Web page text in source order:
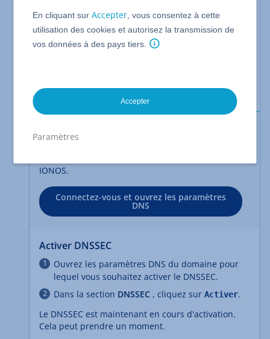
ProouProtection de domaine.
Votre extension de domaine estcompatible
avec DNSSEC.
IONOS.
Connectez-vous et ouvrez les paramètres
DNS
Activer DNSSEC
Ouvrez les paramètres DNS du domaine pour
lequel vous souhaitez activer le DNSSEC.
Dans la section DNSSEC , cliquez sur Activer.
Le DNSSEC est maintenant en cours d'activation.
Cela peut prendre un moment.
En cliquant surAccepter , vous consentez à cette
utilisation des cookies et autorisez la transmission de
vos données à des pays tiers.
Accepter
Paramètres